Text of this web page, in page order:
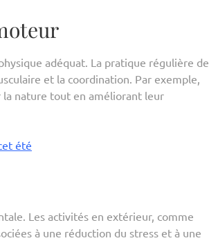
adéquat. La pratique régulière de
et la coordination. Par exemple,
la nature tout en améliorant leur
été
Les activités en extérieur, comme
à une réduction du stress et à une